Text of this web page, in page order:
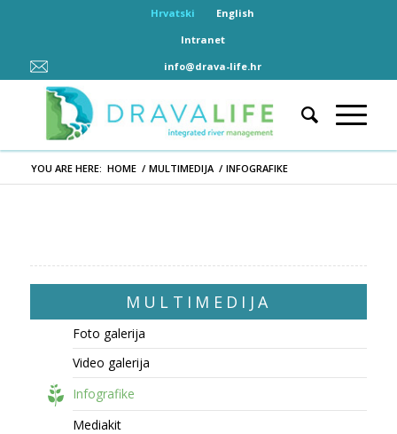
Hrvatski
English
Intranet
info@drava-life.hr
YOU ARE HERE: HOME / MULTIMEDIJA / INFOGRAFIKE
MULTIMEDIJA
Foto galerija
Video galerija
Infografike
Mediakit